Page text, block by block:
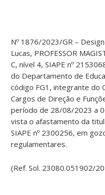
Nº 1876/2023/GR –
Lucas, PROFESSOR
C, nível 4, SIAPE nº
do Departamento de
código FG1, integrante do
Cargos de Direção e
período de 28/08/2023 a
vista o afastamento da
SIAPE nº 2300256, em
regulamentares.
(Ref. Sol. 23080.051902/